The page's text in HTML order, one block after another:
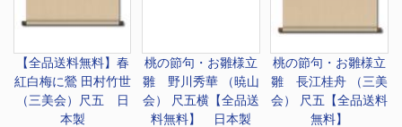
【全品送料無料】春
紅白梅に鶯 田村竹世
（三美会）尺五 日
本製
桃の節句・お雛様立
雛 野川秀華 （暁山
会） 尺五横【全品送
料無料】 日本製
桃の節句・お雛様立
雛 長江桂舟 （三美
会） 尺五【全品送料
無料】